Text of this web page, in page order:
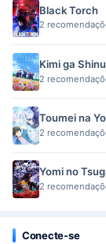
Black Torch
2
Kimi ga
2
Toumei na
2
Yomi no
2
Conecte-se